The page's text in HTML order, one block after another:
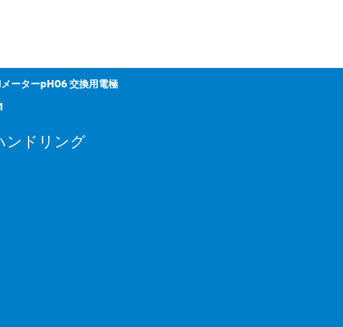
ーターpH06 交換用電極
ンドリング